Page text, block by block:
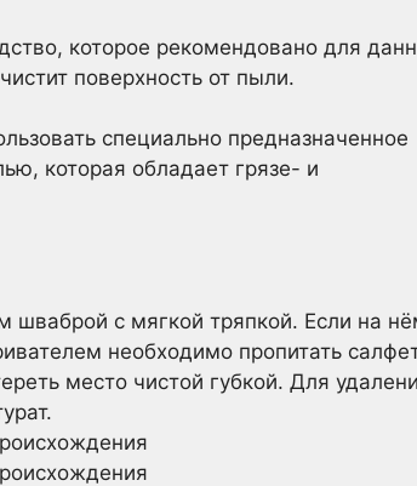
которое рекомендовано для
поверхность от пыли.
специально предназначенное
которая обладает грязе- и
с мягкой тряпкой. Если на
необходимо пропитать
место чистой губкой. Для